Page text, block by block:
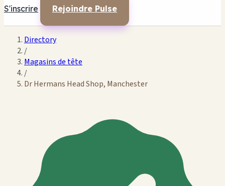
S'inscrire Rejoindre Pulse
Directory
/
Magasins de tête
/
Dr Hermans Head Shop, Manchester